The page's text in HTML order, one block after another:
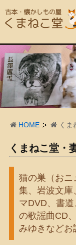
HOME くま
くまねこ堂・
猫の巣（お
集、岩波文庫
マDVD、書
の歌謡曲CD
みゆきなどお